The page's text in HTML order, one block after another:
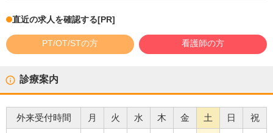
直近の求人を確認する[PR]
PT/OT/STの方 看護師の方
診療案内
外来受付時間 月 火 水 木 金 土 日 祝